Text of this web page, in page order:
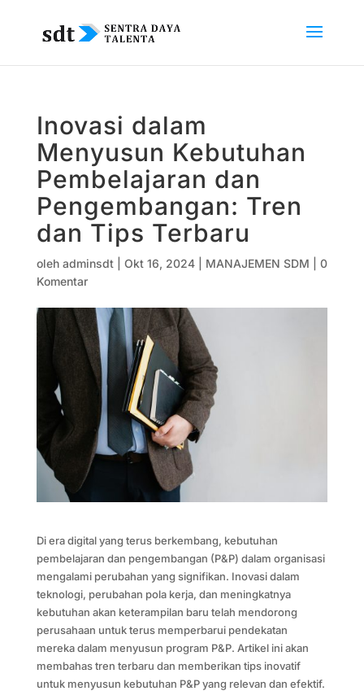
Inovasi dalam
Menyusun Kebutuhan
Pembelajaran dan
Pengembangan: Tren
dan Tips Terbaru
oleh adminsdt| Okt 16, 2024| MANAJEMEN SDM
0
Komentar
Di era digital yang terus berkembang, kebutuhan
pembelajaran dan pengembangan (P&P) dalam organisasi
mengalami perubahan yang signifikan. Inovasi dalam
teknologi, perubahan pola kerja, dan meningkatnya
kebutuhan akan keterampilan baru telah mendorong
perusahaan untuk terus memperbarui pendekatan
mereka dalam menyusun program P&P. Artikel ini akan
membahas tren terbaru dan memberikan tips inovatif
untuk menyusun kebutuhan P&P yang relevan dan efektif.